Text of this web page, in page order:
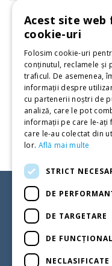
Despre noi
Notificare privind
Daune
Autoritatea
Data Protection
Suna-
(+4) 0722
L
Acest site web
cookie-uri
Folosim cookie-uri
conținutul, reclamele și
traficul. De asemenea,
informații despre
cu partenerii noștri de
analiză, care le pot
informații pe care le-ați
care le-au colectat din
lor. Află mai multe
STRICT
DE
DE TARGETARE
DE
NECLASIFICATE